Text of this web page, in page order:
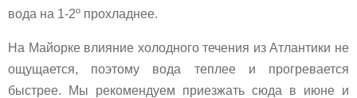
вода на 1-2º прохладнее.
На Майорке влияние холодного течения из Атлантики не
ощущается, поэтому вода теплее и прогревается
быстрее. Мы рекомендуем приезжать сюда в июне и